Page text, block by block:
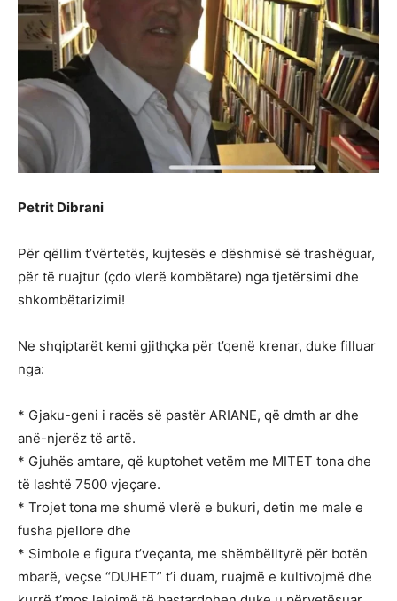
Petrit Dibrani
Për qëllim t’vërtetës, kujtesës e dëshmisë së trashëguar,
për të ruajtur (çdo vlerë kombëtare) nga tjetërsimi dhe
shkombëtarizimi!
Ne shqiptarët kemi gjithçka për t’qenë krenar, duke filluar
nga:
* Gjaku-geni i racës së pastër ARIANE, që dmth ar dhe
anë-njerëz të artë.
* Gjuhës amtare, që kuptohet vetëm me MITET tona dhe
të lashtë 7500 vjeçare.
* Trojet tona me shumë vlerë e bukuri, detin me male e
fusha pjellore dhe
* Simbole e figura t’veçanta, me shëmbëlltyrë për botën
mbarë, veçse “DUHET” t’i duam, ruajmë e kultivojmë dhe